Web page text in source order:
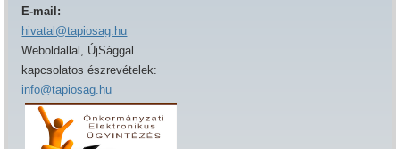
E-mail:
hivatal@tapiosag.hu
Weboldallal, ÚjSággal
kapcsolatos észrevételek:
info@tapiosag.hu